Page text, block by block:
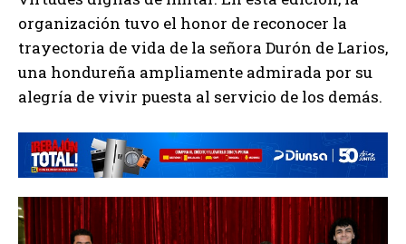
organización tuvo el honor de reconocer la
trayectoria de vida de la señora Durón de Larios,
una hondureña ampliamente admirada por su
alegría de vivir puesta al servicio de los demás.